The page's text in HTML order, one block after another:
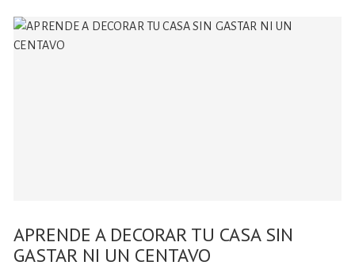
APRENDE A DECORAR TU CASA SIN
GASTAR NI UN CENTAVO